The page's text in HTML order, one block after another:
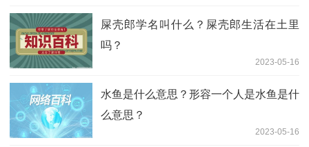
屎壳郎学名叫什么？屎壳郎生活在土里
吗？
2023-05-16
水鱼是什么意思？形容一个人是水鱼是什
么意思？
2023-05-16